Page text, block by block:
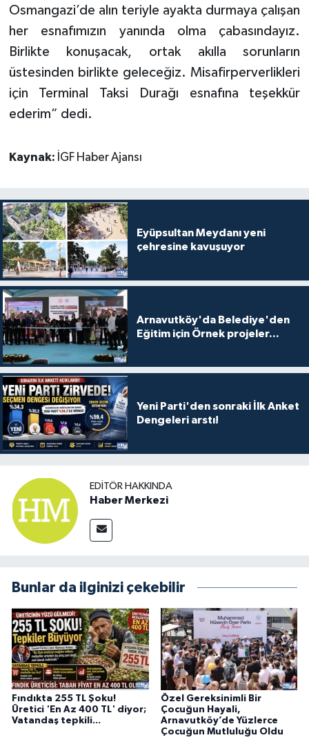
Osmangazi’de alın teriyle ayakta durmaya çalışan
her esnafımızın yanında olma çabasındayız.
Birlikte konuşacak, ortak akılla sorunların
üstesinden birlikte geleceğiz. Misafirperverlikleri
için Terminal Taksi Durağı esnafına teşekkür
ederim” dedi.
Kaynak: İGF Haber Ajansı
Eyüpsultan Meydanı yeni
çehresine kavuşuyor
Arnavutköy'da Belediye'den
Eğitim için Örnek projeler...
Yeni Parti'den sonraki İlk Anket
Dengeleri arstı!
EDITÖR HAKKINDA
Haber Merkezi
Bunlar da ilginizi çekebilir
Fındıkta 255 TL Şoku!
Üretici 'En Az 400 TL' diyor;
Vatandaş tepkili...
Özel Gereksinimli Bir
Çocuğun Hayali,
Arnavutköy’de Yüzlerce
Çocuğun Mutluluğu Oldu